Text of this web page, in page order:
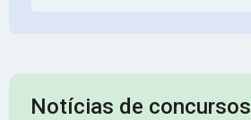
Notícias de concursos